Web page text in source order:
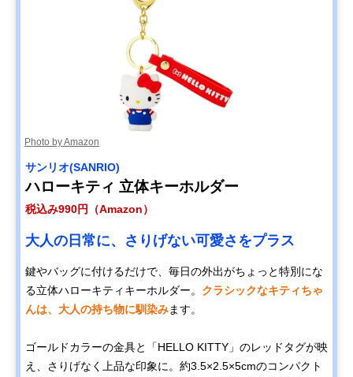
Photo by Amazon
サンリオ(SANRIO)
ハローキティ 立体キーホルダー
税込み990円（Amazon）
大人の日常に、さりげない可愛さをプラス
鍵やバッグに付けるだけで、毎日の外出がちょっと特別にな
る立体ハローキティキーホルダー。 クラシックなキティちゃ
んは、大人の持ち物に馴染みます。
ゴールドカラーの金具と「HELLO KITTY」のレッドタグが映
え、さりげなく上品な印象に。約3.5×2.5×5cmのコンパクト